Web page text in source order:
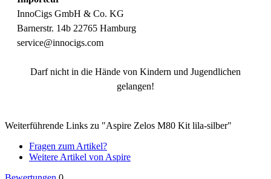
InnoCigs GmbH & Co. KG
Barnerstr. 14b 22765 Hamburg
service@innocigs.com
Darf nicht in die Hände von Kindern und Jugendlichen
gelangen!
Weiterführende Links zu "Aspire Zelos M80 Kit lila-silber"
Fragen zum Artikel?
Weitere Artikel von Aspire